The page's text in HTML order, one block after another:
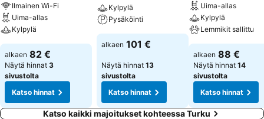
Ilmainen Wi-Fi
Uima-allas
Kylpylä
alkaen 82 €
Näytä hinnat 3
sivustolta
Katso hinnat
Kylpylä
Pysäköinti
alkaen 101 €
Näytä hinnat 13
sivustolta
Katso hinnat
Uima-allas
Kylpylä
Lemmikit sallittu
alkaen 88 €
Näytä hinnat 14
sivustolta
Katso hinnat
Katso kaikki majoitukset kohteessa Turku